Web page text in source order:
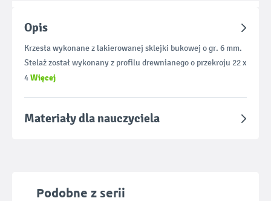
Opis
Krzesła wykonane z lakierowanej sklejki bukowej o gr. 6 mm.
Stelaż został wykonany z profilu drewnianego o przekroju 22 x
4Więcej
Materiały dla nauczyciela
Pomiń galerię produktów
Podobne z serii